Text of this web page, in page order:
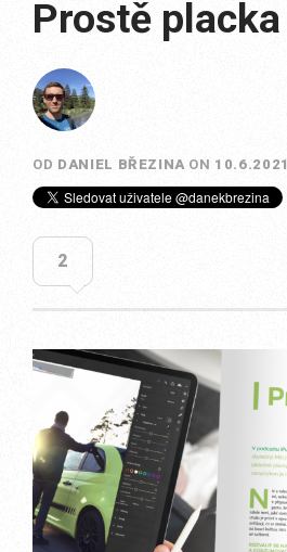
Prostě placka
OD DANIEL BŘEZINA ON 10.6.2021
2